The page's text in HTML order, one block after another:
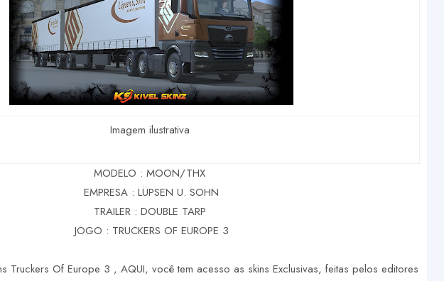
Imagem ilustrativa
MODELO : MOON/THX
EMPRESA : LÜPSEN U. SOHN
TRAILER : DOUBLE TARP
JOGO : TRUCKERS OF EUROPE 3
Truckers Of Europe 3 , AQUI, você tem acesso as skins Exclusivas, feitas pelos editores